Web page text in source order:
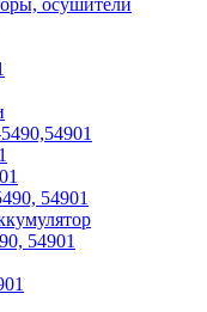
осушители
54901
54901